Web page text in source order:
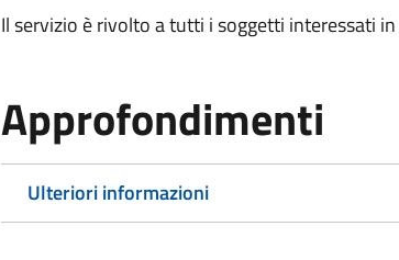
Il servizio è rivolto a tutti i soggetti interessati
Approfondimenti
Ulteriori informazioni